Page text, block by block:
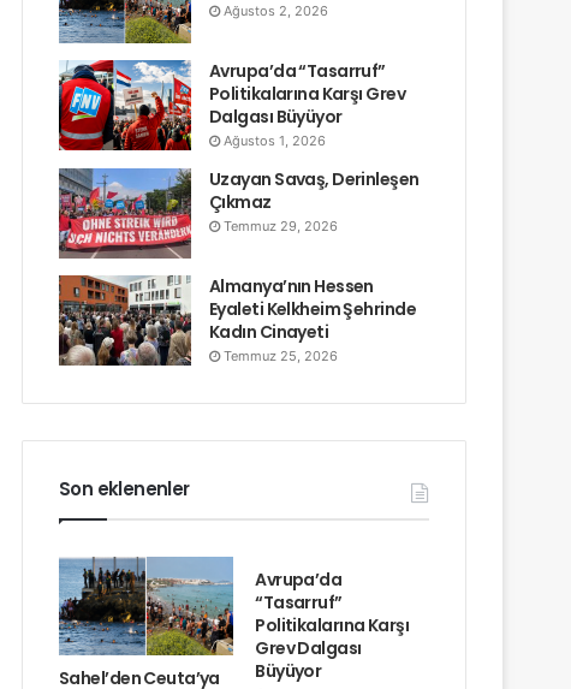
Ağustos 2, 2026
Avrupa’da “Tasarruf”
Politikalarına Karşı Grev
Dalgası Büyüyor
Ağustos 1, 2026
Uzayan Savaş, Derinleşen
Çıkmaz
Temmuz 29, 2026
Almanya’nın Hessen
Eyaleti Kelkheim Şehrinde
Kadın Cinayeti
Temmuz 25, 2026
Son eklenenler
Sahel’den Ceuta’ya
Avrupa’da
“Tasarruf”
Politikalarına Karşı
Grev Dalgası
Büyüyor